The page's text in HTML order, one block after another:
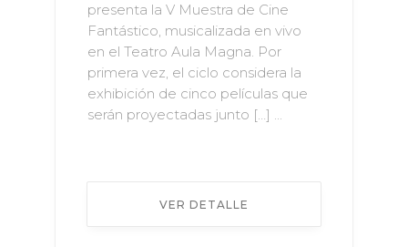
presenta la V Muestra de Cine
Fantástico, musicalizada en vivo
en el Teatro Aula Magna. Por
primera vez, el ciclo considera la
exhibición de cinco películas que
serán proyectadas junto […] ...
VER DETALLE